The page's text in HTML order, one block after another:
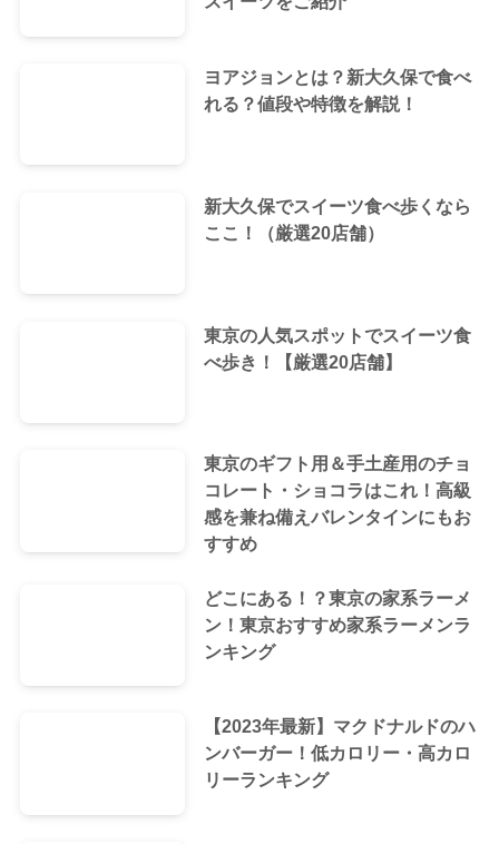
ヨアジョンとは？新大久保で食べ
れる？値段や特徴を解説！
新大久保でスイーツ食べ歩くなら
ここ！（厳選20店舗）
東京の人気スポットでスイーツ食
べ歩き！【厳選20店舗】
東京のギフト用＆手土産用のチョ
コレート・ショコラはこれ！高級
感を兼ね備えバレンタインにもお
すすめ
どこにある！？東京の家系ラーメ
ン！東京おすすめ家系ラーメンラ
ンキング
【2023年最新】マクドナルドのハ
ンバーガー！低カロリー・高カロ
リーランキング